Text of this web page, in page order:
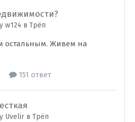
w124 в Трёп
остальным. Живем на
151 ответ
Uvelir в Трёп